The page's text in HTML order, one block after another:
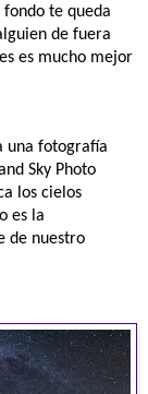
fondo te queda
de fuera
es mucho mejor
unafotografía
Sky Photo
los cielos
es la
de nuestro